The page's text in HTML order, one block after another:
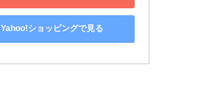
Yahoo!ショッピングで見る